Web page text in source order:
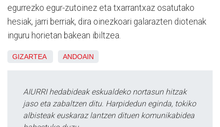
egurrezko egur-zutoinez eta txarrantxaz osatutako
hesiak, jarri berriak, dira oinezkoari galarazten diotenak
inguru horietan bakean ibiltzea.
GIZARTEA ANDOAIN
AIURRI hedabideak eskualdeko nortasun hitzak
jaso eta zabaltzen ditu. Harpidedun eginda, tokiko
albisteak euskaraz lantzen dituen komunikabidea